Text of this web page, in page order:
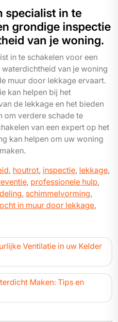
specialist in te
grondige inspectie
van je woning.
in te schakelen voor een
van je woning
muur door lekkage ervaart.
kan helpen bij het
de lekkage en het bieden
om verdere schade te
van een expert op het
kan helpen om uw woning
, houtrot, inspectie, lekkage,
, professionele hulp,
, schimmelvorming,
in muur door lekkage,
Ventilatie in uw Kelder
Maken: Tips en